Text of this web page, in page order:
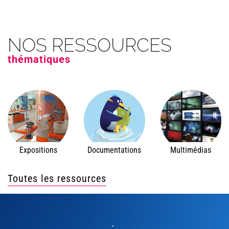
Toutes les ressources
NOS RESSOURCES
thématiques
Expositions Documentations Multimédias